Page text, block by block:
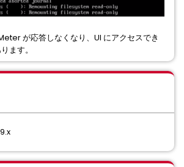
が応答しなくなり、UI にアクセスでき
ます。